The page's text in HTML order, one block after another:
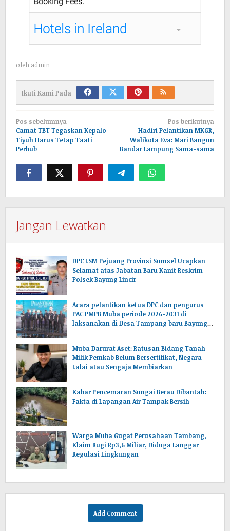
oleh admin
Ikuti Kami Pada
Navigasi
pos
Pos sebelumnya
Camat TBT Tegaskan Kepalo
Tiyuh Harus Tetap Taati
Perbub
Pos berikutnya
Hadiri Pelantikan MKGR,
Walikota Eva: Mari Bangun
Bandar Lampung Sama-sama
Jangan Lewatkan
DPC LSM Pejuang Provinsi Sumsel Ucapkan
Selamat atas Jabatan Baru Kanit Reskrim
Polsek Bayung Lincir
Acara pelantikan ketua DPC dan pengurus
PAC PMPB Muba periode 2026-2031 di
laksanakan di Desa Tampang baru Bayung
Muba Darurat Aset: Ratusan Bidang Tanah
Milik Pemkab Belum Bersertifikat, Negara
Lalai atau Sengaja Membiarkan
Kabar Pencemaran Sungai Berau Dibantah:
Fakta di Lapangan Air Tampak Bersih
Warga Muba Gugat Perusahaan Tambang,
Klaim Rugi Rp3,6 Miliar, Diduga Langgar
Regulasi Lingkungan
Add Comment